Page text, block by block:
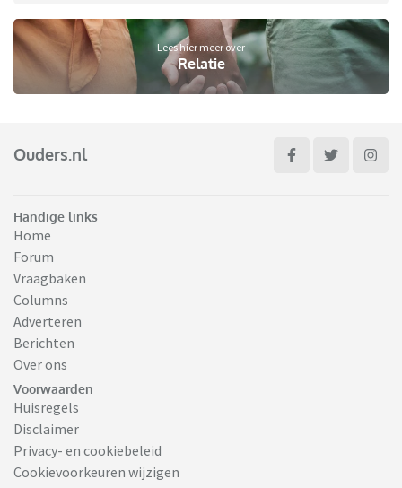
Lees hier meer over
Relatie
Ouders.nl
Handige links
Home
Forum
Vraagbaken
Columns
Adverteren
Berichten
Over ons
Voorwaarden
Huisregels
Disclaimer
Privacy- en cookiebeleid
Cookievoorkeuren wijzigen